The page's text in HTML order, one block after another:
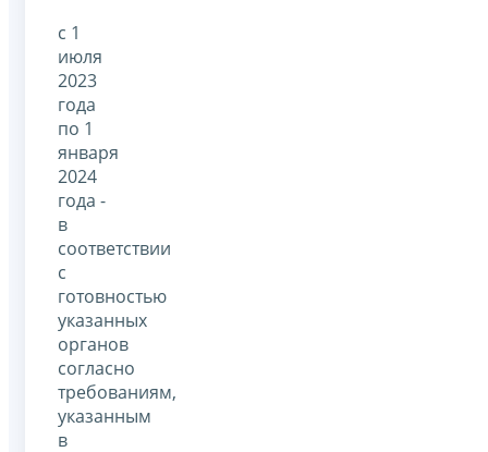
с 1
июля
2023
года
по 1
января
2024
года -
в
соответствии
с
готовностью
указанных
органов
согласно
требованиям,
указанным
в